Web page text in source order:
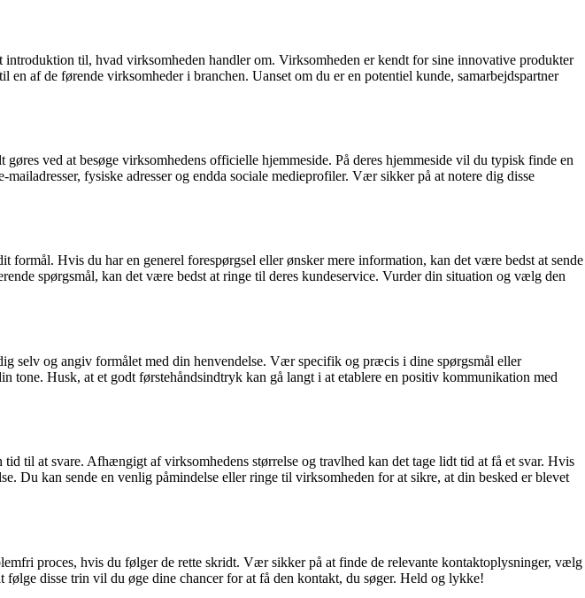
til, hvad virksomheden handler om. Virksomheden er kendt for sine innovative produkter
af de førende virksomheder i branchen. Uanset om du er en potentiel kunde, samarbejdspartner
ved at besøge virksomhedens officielle hjemmeside. På deres hjemmeside vil du typisk finde en
fysiske adresser og endda sociale medieprofiler. Vær sikker på at notere dig disse
Hvis du har en generel forespørgsel eller ønsker mere information, kan det være bedst at sende
spørgsmål, kan det være bedst at ringe til deres kundeservice. Vurder din situation og vælg den
selv og angiv formålet med din henvendelse. Vær specifik og præcis i dine spørgsmål eller
Husk, at et godt førstehåndsindtryk kan gå langt i at etablere en positiv kommunikation med
til at svare. Afhængigt af virksomhedens størrelse og travlhed kan det tage lidt tid at få et svar. Hvis
Du kan sende en venlig påmindelse eller ringe til virksomheden for at sikre, at din besked er blevet
proces, hvis du følger de rette skridt. Vær sikker på at finde de relevante kontaktoplysninger, vælg
disse trin vil du øge dine chancer for at få den kontakt, du søger. Held og lykke!